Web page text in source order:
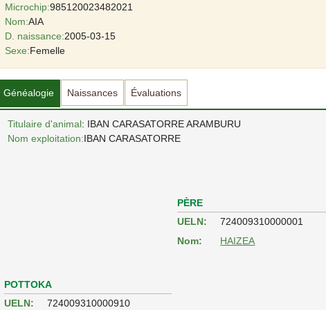
Microchip:985120023482021
Nom:AIA
D. naissance:2005-03-15
Sexe:Femelle
Généalogie Naissances Évaluations
Titulaire d'animal: IBAN CARASATORRE ARAMBURU
Nom exploitation:IBAN CARASATORRE
POTTOKA
UELN:
724009310000910
PÈRE
UELN:
724009310000001
Nom:
HAIZEA